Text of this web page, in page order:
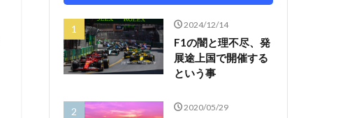
2024/12/14
F1の闇と理不尽、発
展途上国で開催する
という事
2020/05/29